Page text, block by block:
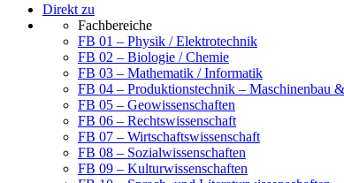
Direkt zu
Fachbereiche
FB 01 – Physik / Elektrotechnik
FB 02 – Biologie / Chemie
FB 03 – Mathematik / Informatik
FB 04 – Produktionstechnik – Maschinenbau
FB 05 – Geowissenschaften
FB 06 – Rechtswissenschaft
FB 07 – Wirtschaftswissenschaft
FB 08 – Sozialwissenschaften
FB 09 – Kulturwissenschaften